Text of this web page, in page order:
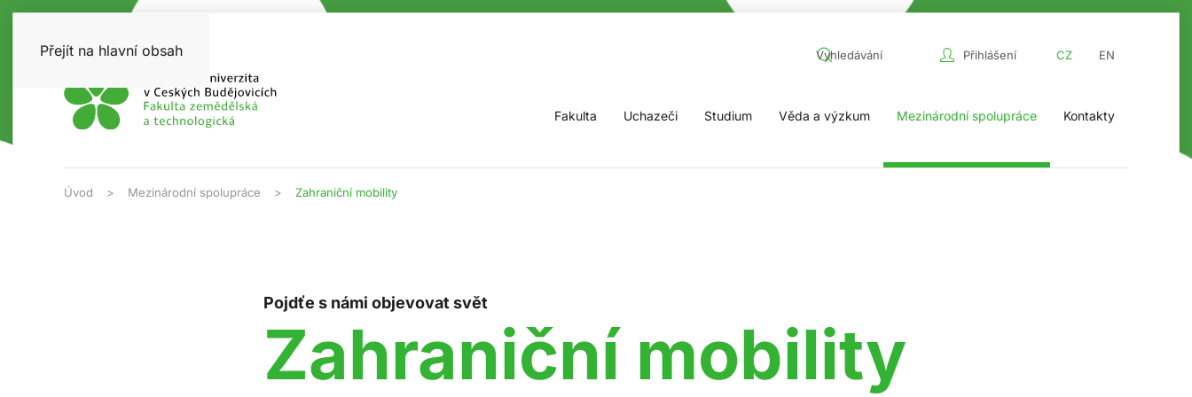
Přejít na hlavní obsah Přihlášení CZ EN
Fakulta Uchazeči Studium Věda a výzkum Mezinárodní spolupráce Kontakty
Úvod Mezinárodní spolupráce Zahraniční mobility
Pojdťe s námi objevovat svět
Zahraniční mobility